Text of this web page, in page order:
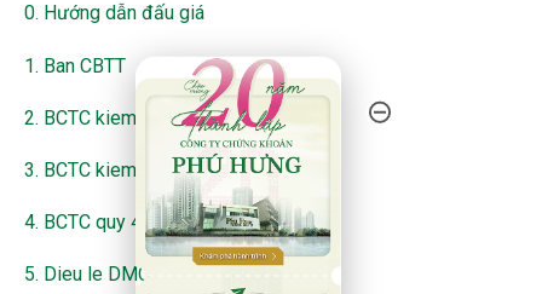
0. Hướng dẫn đấu giá
1. Ban CBTT
2. BCTC kiem toan 2022 DMC
3. BCTC kiem toan 2023 DMC
4. BCTC quy 4.2024 DMC
5. Dieu le DMC
20 Năm Thành Lập - Công Ty Chứng Khoán Phú